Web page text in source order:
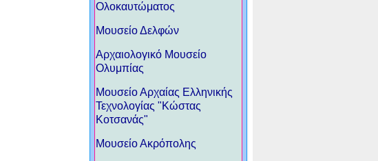
Ολοκαυτώματος
Μουσείο Δελφών
Αρχαιολογικό Μουσείο
Ολυμπίας
Μουσείο Αρχαίας Ελληνικής
Τεχνολογίας "Κώστας
Κοτσανάς"
Μουσείο Ακρόπολης